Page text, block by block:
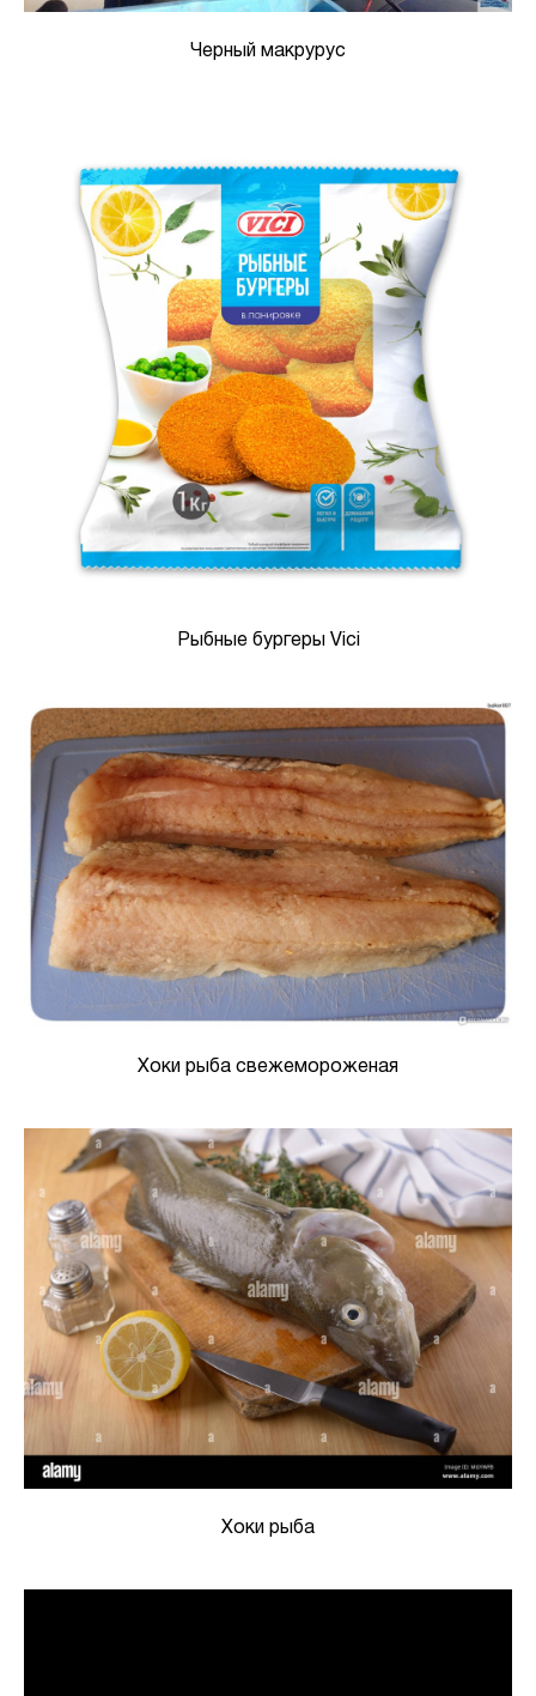
Черный макрурус
Рыбные бургеры Vici
Хоки рыба свежемороженая
Хоки рыба